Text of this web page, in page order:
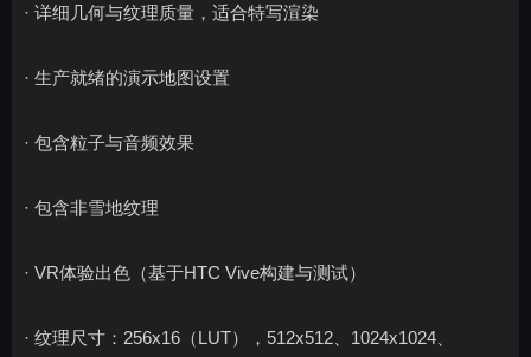
· 详细几何与纹理质量，适合特写渲染
· 生产就绪的演示地图设置
· 包含粒子与音频效果
· 包含非雪地纹理
· VR体验出色（基于HTC Vive构建与测试）
· 纹理尺寸：256x16（LUT），512x512、1024x1024、